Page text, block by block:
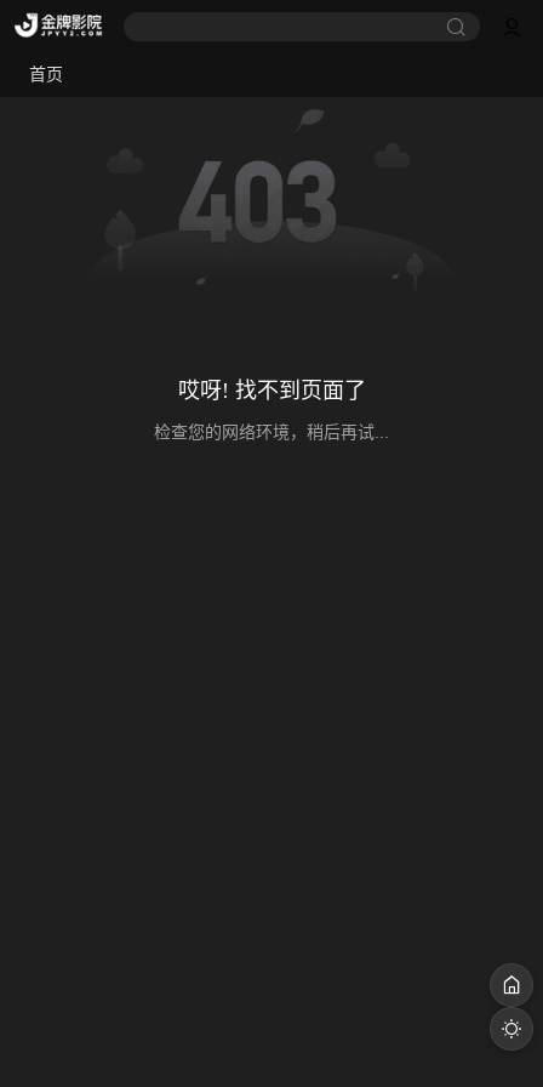
首页
哎呀! 找不到页面了
检查您的网络环境，稍后再试...